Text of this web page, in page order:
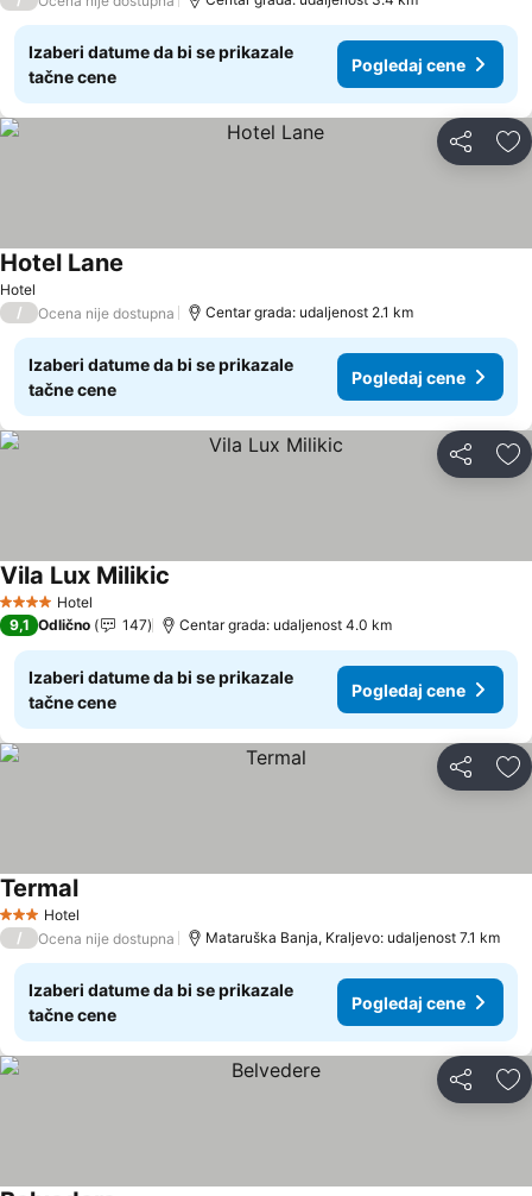
Izaberi datume da bi se prikazale
tačne cene
Pogledaj cene
Deli
Hotel
Hotel Lane
/ Ocena nije dostupna Centar grada: udaljenost 2.1 km
Izaberi datume da bi se prikazale
tačne cene
Pogledaj cene
Deli
4 ZvezdiceHotel
Vila Lux Milikic
9,1 Odlično 147 Centar grada: udaljenost 4.0 km
Izaberi datume da bi se prikazale
tačne cene
Pogledaj cene
Deli
3 Zvezdice
Hotel
Termal
/ Ocena nije dostupna Mataruška Banja, Kraljevo: udaljenost 7.1 km
Izaberi datume da bi se prikazale
tačne cene
Pogledaj cene
Deli